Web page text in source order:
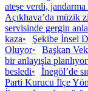
ateşe verdi, jandarma
Açıkhava’da müzik
servisinde gergin
kaza•
Şekibe İnsel
Oluyor•
Başkan
bir anlayışla
besledi• İnegöl’de
Parti Kurucu İlçe